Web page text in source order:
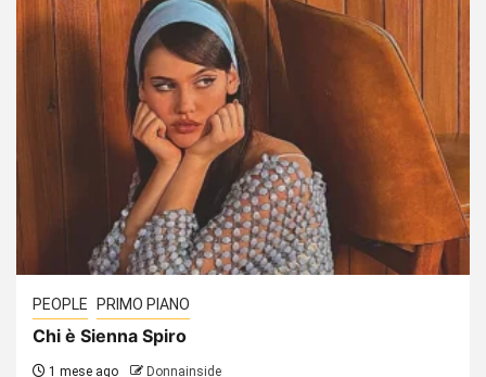
PEOPLE PRIMO PIANO
Chi è Sienna Spiro
1 mese ago Donnainside